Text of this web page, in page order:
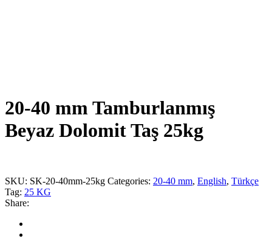
20-40 mm Tamburlanmış
Beyaz Dolomit Taş 25kg
SKU: SK-20-40mm-25kg Categories: 20-40 mm, English, Türkçe
Tag: 25 KG
Share: